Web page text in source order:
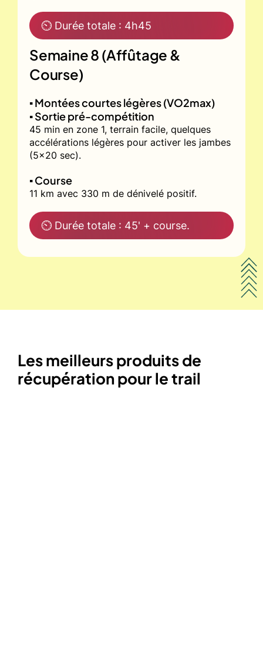
⏲ Durée totale : 4h45
Semaine 8 (Affûtage &
Course)
▪️ Montées courtes légères (VO2max)
▪️ Sortie pré-compétition
45 min en zone 1, terrain facile, quelques
accélérations légères pour activer les jambes
(5x20 sec).
▪️ Course
11 km avec 330 m de dénivelé positif.
⏲ Durée totale : 45' + course.
Les meilleurs produits de
récupération pour le trail